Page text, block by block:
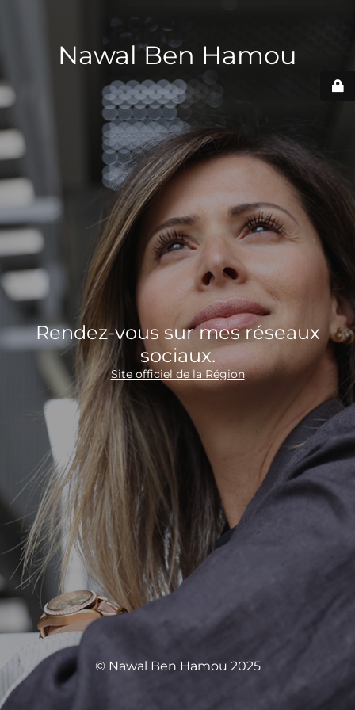
Nawal Ben Hamou
Rendez-vous sur mes réseaux
sociaux.
Site officiel de la Région
© Nawal Ben Hamou 2025